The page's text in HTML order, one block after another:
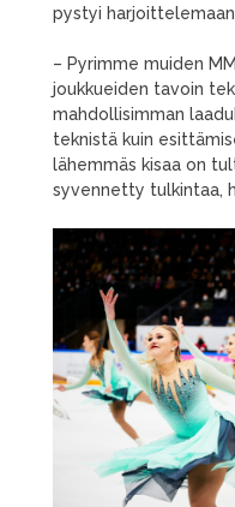
pystyi
– Pyrimme muiden
joukkueiden tavoin
mahdollisimman
teknistä kuin
lähemmäs kisaa on
syvennetty tulkintaa,